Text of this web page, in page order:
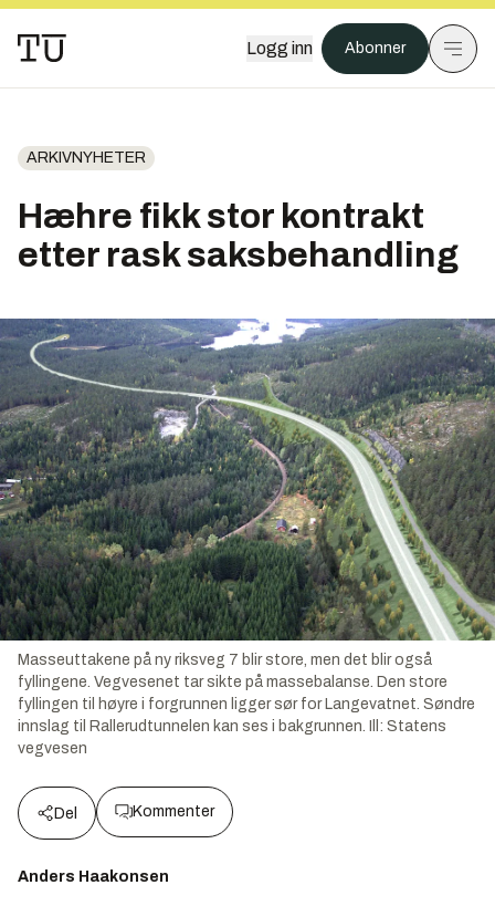
Logg inn Abonner
ARKIVNYHETER
Hæhre fikk stor kontrakt
etter rask saksbehandling
Masseuttakene på ny riksveg 7 blir store, men det blir også
fyllingene. Vegvesenet tar sikte på massebalanse. Den store
fyllingen til høyre i forgrunnen ligger sør for Langevatnet. Søndre
innslag til Rallerudtunnelen kan ses i bakgrunnen. Ill: Statens
vegvesen
Del Kommenter
Anders Haakonsen